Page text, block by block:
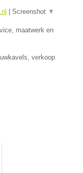
Screenshot ▼
maatwerk en
verkoop